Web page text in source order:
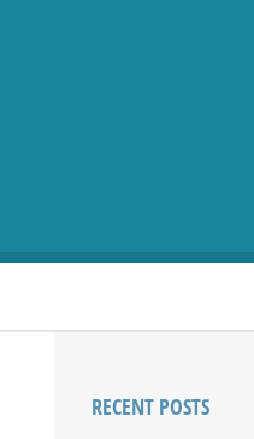
RECENT POSTS